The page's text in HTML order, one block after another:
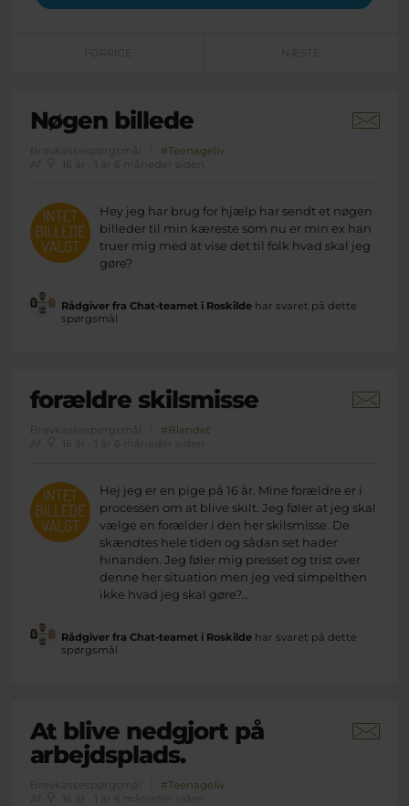
FORRIGE NÆSTE
Nøgen billede
Brevkassespørgsmål
#Teenageliv
Af
Hey jeg har brug for hjælp har sendt et nøgen
billeder til min kæreste som nu er min ex han
truer mig med at vise det til folk hvad skal jeg
gøre?
Rådgiver fra Chat-teamet i Roskildehar svaret på dette
spørgsmål
forældre skilsmisse
Brevkassespørgsmål
#Blandet
Af
Hej jeg er en pige på 16 år. Mine forældre er i
processen om at blive skilt. Jeg føler at jeg skal
vælge en forælder i den her skilsmisse. De
skændtes hele tiden og sådan set hader
hinanden. Jeg føler mig presset og trist over
denne her situation men jeg ved simpelthen
ikke hvad jeg skal gøre?...
Rådgiver fra Chat-teamet i Roskildehar svaret på dette
spørgsmål
At blive nedgjort på
arbejdsplads.
Brevkassespørgsmål
#Teenageliv
Af